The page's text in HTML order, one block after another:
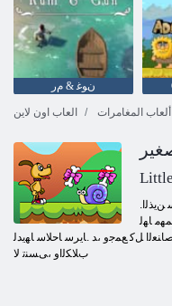
ﻥﻮﻏ & ﻡﺭ
العاب اون لاين
ألعاب المغامرات
.ﻞﻛﺎﺸﻣ ﻱﺃ ﻥﻭﺩ ﺔﻤﻬﻣ ﻪﻴﻟﺇ ﺖﻠﻛﻭﺃ ﻞﻛ ﻱﺩﺆﺗ ﻑﻮﺳ ﻦﻳﺬﻟﺍ
ﺎﻬﻟ
ﻞﻛ ﻊﻤﺟﻭ ،ﺪ .ﺎﻳﺮﺳ ﺎﺣﻼ ﺳ ﺎﻬﻳﺪﻟ